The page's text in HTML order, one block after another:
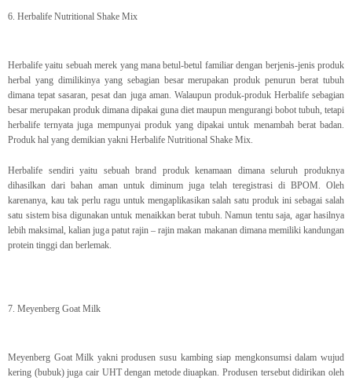
6. Herbalife Nutritional Shake Mix
Herbalife yaitu sebuah merek yang mana betul-betul familiar dengan berjenis-jenis produk
herbal yang dimilikinya yang sebagian besar merupakan produk penurun berat tubuh
dimana tepat sasaran, pesat dan juga aman. Walaupun produk-produk Herbalife sebagian
besar merupakan produk dimana dipakai guna diet maupun mengurangi bobot tubuh, tetapi
herbalife ternyata juga mempunyai produk yang dipakai untuk menambah berat badan.
Produk hal yang demikian yakni Herbalife Nutritional Shake Mix.
Herbalife sendiri yaitu sebuah brand produk kenamaan dimana seluruh produknya
dihasilkan dari bahan aman untuk diminum juga telah teregistrasi di BPOM. Oleh
karenanya, kau tak perlu ragu untuk mengaplikasikan salah satu produk ini sebagai salah
satu sistem bisa digunakan untuk menaikkan berat tubuh. Namun tentu saja, agar hasilnya
lebih maksimal, kalian juga patut rajin – rajin makan makanan dimana memiliki kandungan
protein tinggi dan berlemak.
7. Meyenberg Goat Milk
Meyenberg Goat Milk yakni produsen susu kambing siap mengkonsumsi dalam wujud
kering (bubuk) juga cair UHT dengan metode diuapkan. Produsen tersebut didirikan oleh